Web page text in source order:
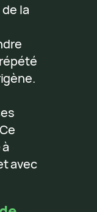
la
avec